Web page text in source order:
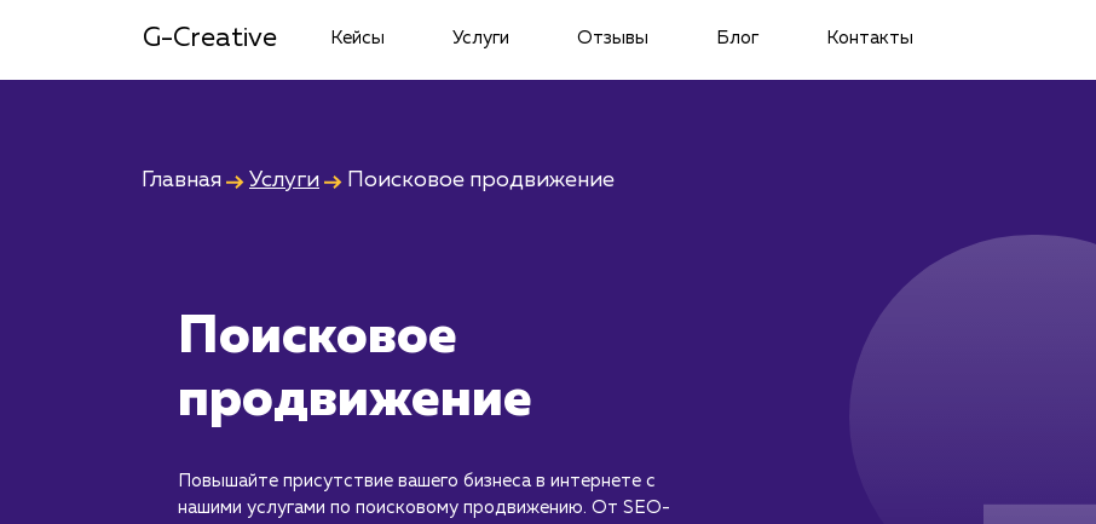
G-Creative Кейсы Услуги Отзывы Блог Контакты
Главная Услуги Поисковое продвижение
Поисковое
продвижение
Повышайте присутствие вашего бизнеса в интернете с
нашими услугами по поисковому продвижению. От SEO-